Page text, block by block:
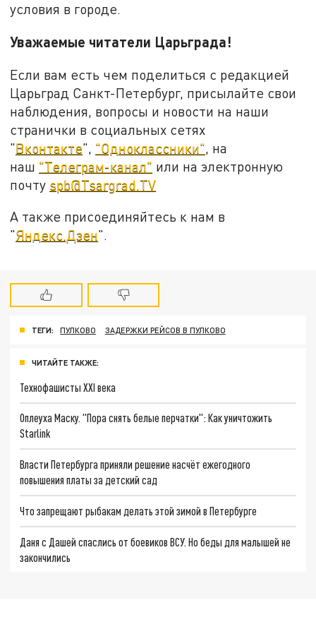
условия в городе.
Уважаемые читатели Царьграда!
Если вам есть чем поделиться с редакцией
Царьград Санкт-Петербург, присылайте свои
наблюдения, вопросы и новости на наши
странички в социальных сетях
"Вконтакте", "Одноклассники", на
наш "Телеграм-канал" или на электронную
почту spb@Tsargrad.TV
А также присоединяйтесь к нам в
"Яндекс.Дзен".
ТЕГИ: ПУЛКОВО ЗАДЕРЖКИ РЕЙСОВ В ПУЛКОВО
ЧИТАЙТЕ ТАКЖЕ:
Технофашисты XXI века
Оплеуха Маску. "Пора снять белые перчатки": Как уничтожить
Starlink
Власти Петербурга приняли решение насчёт ежегодного
повышения платы за детский сад
Что запрещают рыбакам делать этой зимой в Петербурге
Даня с Дашей спаслись от боевиков ВСУ. Но беды для малышей не
закончились